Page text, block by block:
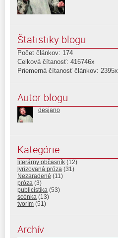
Štatistiky blogu
Počet článkov: 174
Celková čítanosť: 416746x
Priemerná čítanosť článkov: 2395x
Autor blogu
desjano
Kategórie
literárny občasník (12)
lyrizovaná próza (31)
Nezaradené (11)
próza (3)
publicistika (53)
scénka (13)
tvorím (51)
Archív